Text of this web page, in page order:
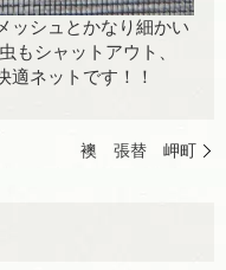
ッシュとかなり細かい
もシャットアウト、
適ネットです！！
襖 張替 岬町